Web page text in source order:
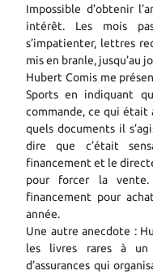
Impossible d’obtenir
intérêt. Les mois
s’impatienter, lettres
mis en branle, jusqu’au
Hubert Comis me
Sports en indiquant
commande, ce qui était
quels documents il
dire que c’était
financement et le
pour forcer la
financement pour
année.
Une autre anecdote :
les livres rares à un
d’assurances qui